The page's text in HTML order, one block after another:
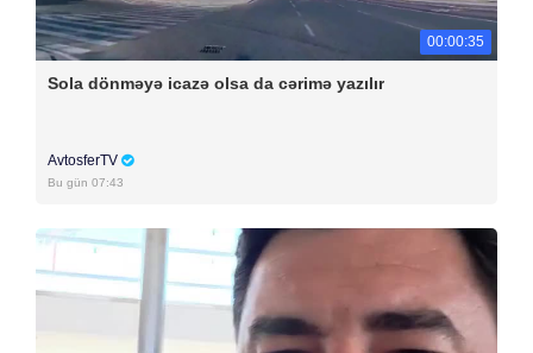
00:00:35
Sola dönməyə icazə olsa da cərimə yazılır
AvtosferTV
Bu gün 07:43